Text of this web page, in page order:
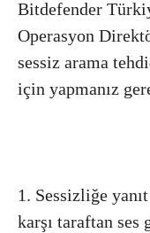
Bitdefender
Operasyon
sessiz arama
için yapmanız
1. Sessizliğe
karşı taraftan